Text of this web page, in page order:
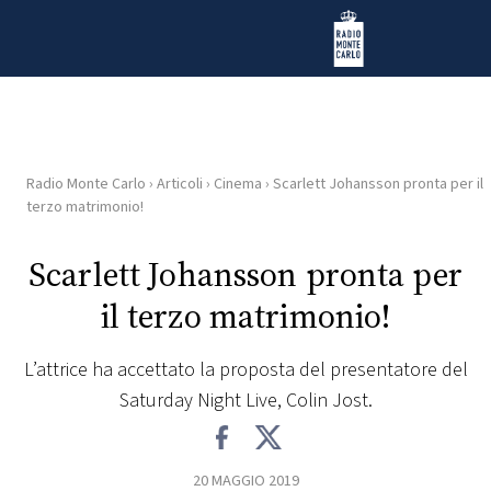
Radio Monte Carlo
HOME
RADIO
PLAYLIST
Radio Monte Carlo › Articoli › Cinema › Scarlett Johansson pronta per il
terzo matrimonio!
Scarlett Johansson pronta per
il terzo matrimonio!
L’attrice ha accettato la proposta del presentatore del
Saturday Night Live, Colin Jost.
20 MAGGIO 2019